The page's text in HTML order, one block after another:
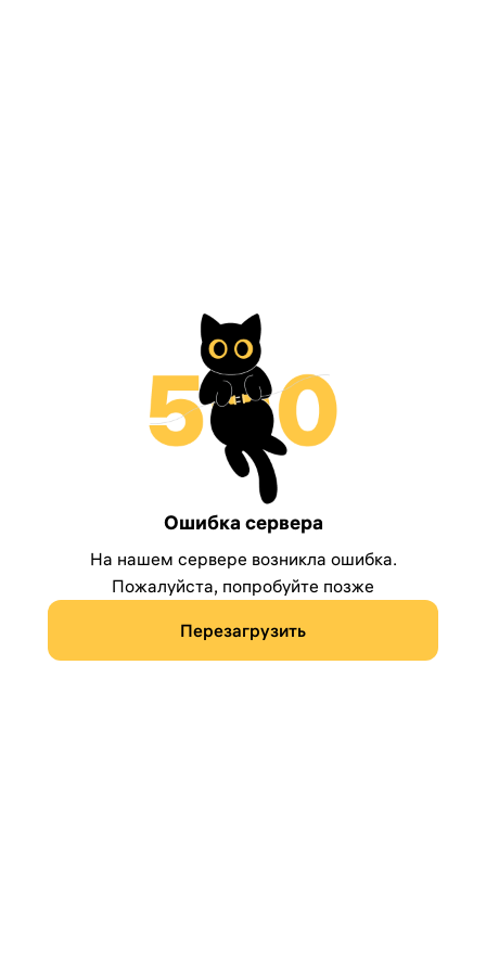
Ошибка сервера
На нашем сервере возникла ошибка.
Пожалуйста, попробуйте позже
Перезагрузить